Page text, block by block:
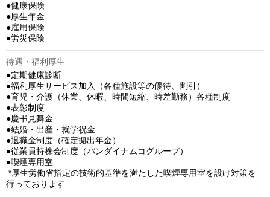
●健康保険
●厚生年金
●雇用保険
●労災保険
待遇・福利厚生
●定期健康診断
●福利厚生サービス加入（各種施設等の優待、割引）
●育児・介護（休業、休暇、時間短縮、時差勤務）各種制度
●表彰制度
●慶弔見舞金
●結婚・出産・就学祝金
●退職金制度（確定拠出年金）
●従業員持株会制度（バンダイナムコグループ）
●喫煙専用室
行っております